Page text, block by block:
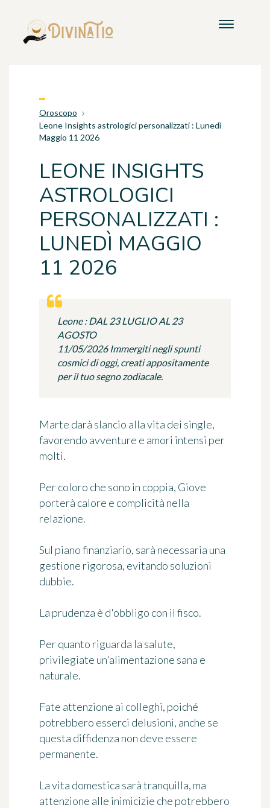
Oroscopo
Leone Insights astrologici personalizzati : Lunedì
Maggio 11 2026
LEONE INSIGHTS
ASTROLOGICI
PERSONALIZZATI :
LUNEDÌ MAGGIO
11 2026
Leone : DAL 23 LUGLIO AL 23
AGOSTO
11/05/2026 Immergiti negli spunti
cosmici di oggi, creati appositamente
per il tuo segno zodiacale.
Marte darà slancio alla vita dei single,
favorendo avventure e amori intensi per
molti.
Per coloro che sono in coppia, Giove
porterà calore e complicità nella
relazione.
Sul piano finanziario, sarà necessaria una
gestione rigorosa, evitando soluzioni
dubbie.
La prudenza è d'obbligo con il fisco.
Per quanto riguarda la salute,
privilegiate un'alimentazione sana e
naturale.
Fate attenzione ai colleghi, poiché
potrebbero esserci delusioni, anche se
questa diffidenza non deve essere
permanente.
La vita domestica sarà tranquilla, ma
attenzione alle inimicizie che potrebbero